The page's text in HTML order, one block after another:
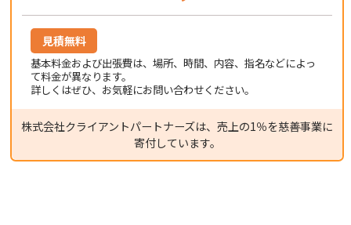
見積無料
基本料金および出張費は、場所、時間、内容、指名などによっ
て料金が異なります。
詳しくはぜひ、お気軽にお問い合わせください。
株式会社クライアントパートナーズは、売上の1％を慈善事業に
寄付しています。